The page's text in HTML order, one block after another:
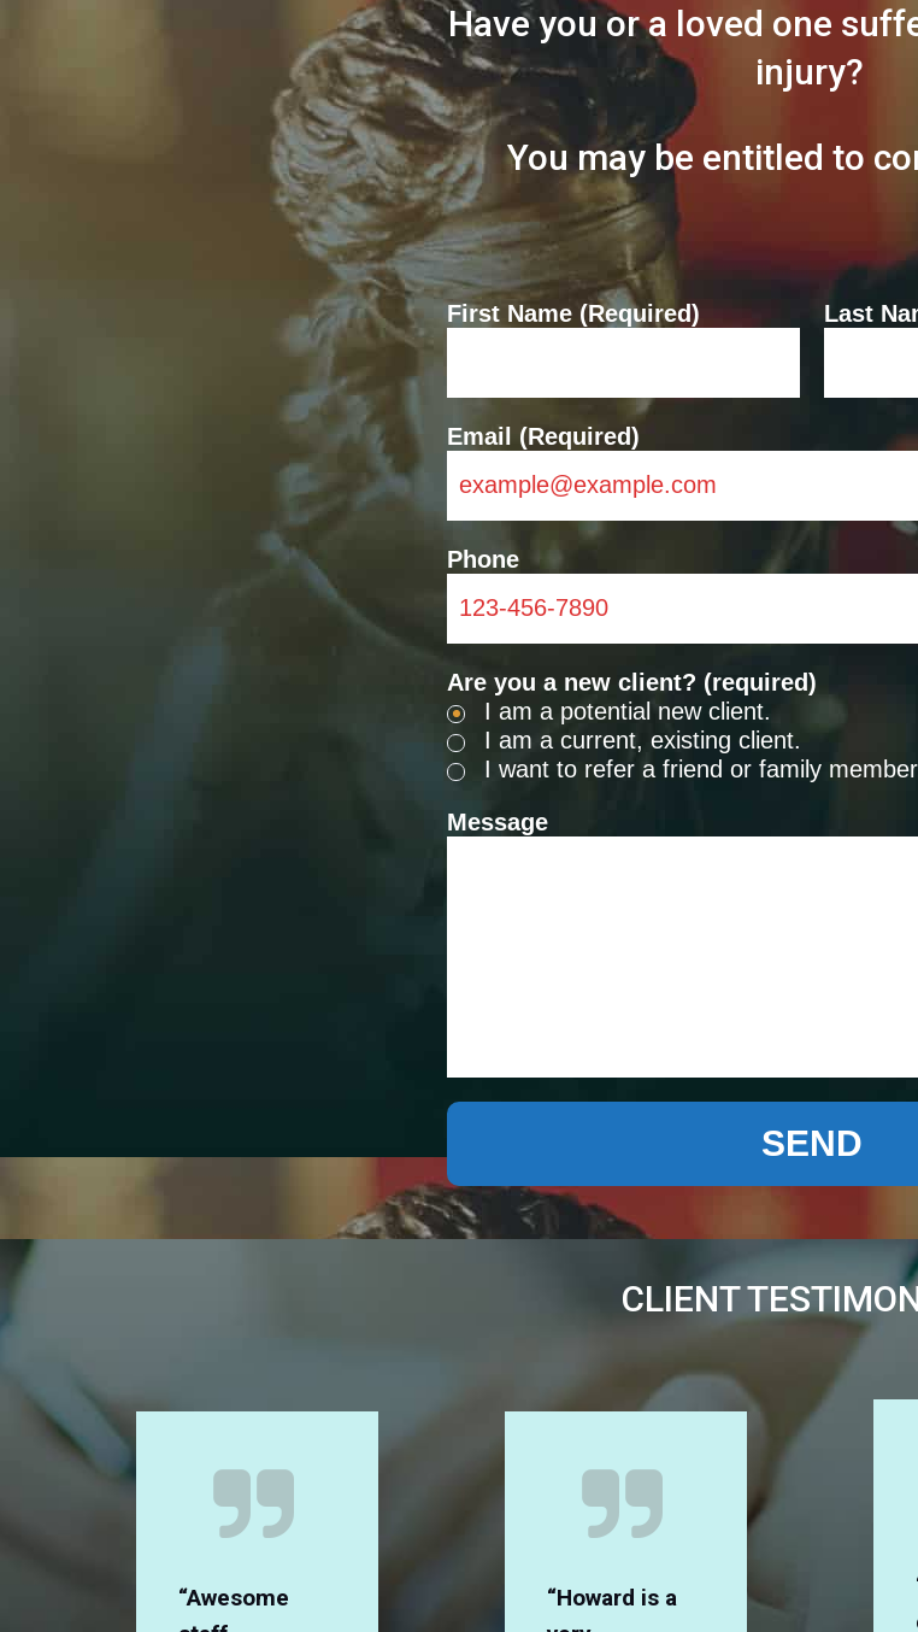
Have you or a loved one
injury?
You may be entitled to
First Name (Required) Last
Email (Required)
Phone
Are you a new client? (required)
I am a potential new client.
I am a current, existing client.
I want to refer a friend or family
Message
CLIENT
“Awesome
“Howard is a